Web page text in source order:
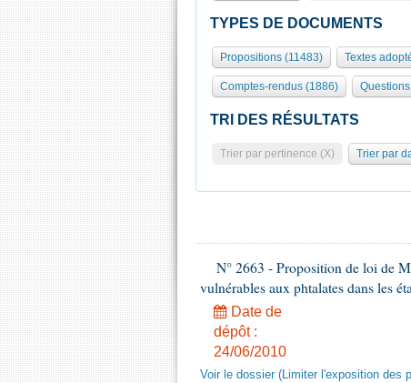
TYPES DE DOCUMENTS
Propositions (11483) Textes
Comptes-rendus (1886)
TRI DES RÉSULTATS
Trier par pertinence (X) Trier par
N° 2663 - Proposition de loi de
vulnérables aux phtalates dans les
Date de
dépôt :
24/06/2010
Voir le dossier (Limiter l'exposition des